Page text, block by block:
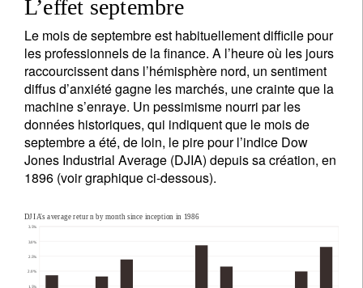
L’effet septembre
Le mois de septembre est habituellement difficile pour
les professionnels de la finance. A l’heure où les jours
raccourcissent dans l’hémisphère nord, un sentiment
diffus d’anxiété gagne les marchés, une crainte que la
machine s’enraye. Un pessimisme nourri par les
données historiques, qui indiquent que le mois de
septembre a été, de loin, le pire pour l’indice Dow
Jones Industrial Average (DJIA) depuis sa création, en
1896 (voir graphique ci-dessous).